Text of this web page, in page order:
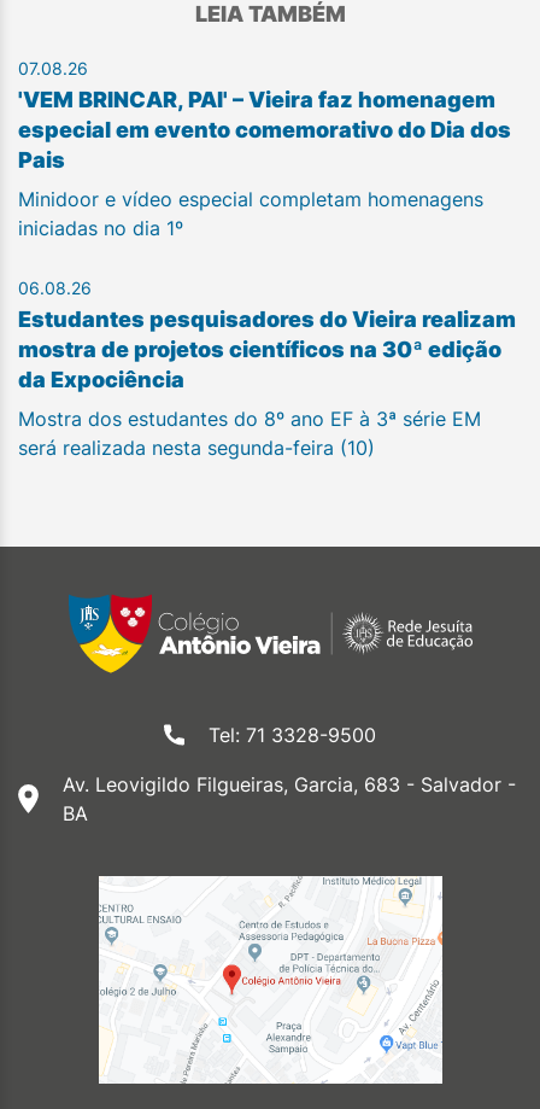
LEIA TAMBÉM
07.08.26
'VEM BRINCAR, PAI' – Vieira faz homenagem
especial em evento comemorativo do Dia dos
Pais
Minidoor e vídeo especial completam homenagens
iniciadas no dia 1º
06.08.26
Estudantes pesquisadores do Vieira realizam
mostra de projetos científicos na 30ª edição
da Expociência
Mostra dos estudantes do 8º ano EF à 3ª série EM
será realizada nesta segunda-feira (10)
Tel: 71 3328-9500
Av. Leovigildo Filgueiras, Garcia, 683 - Salvador -
BA